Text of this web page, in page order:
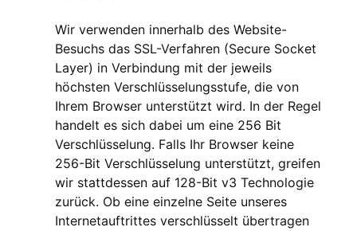
Wir verwenden innerhalb des Website-
Besuchs das SSL-Verfahren (Secure Socket
Layer) in Verbindung mit der jeweils
höchsten Verschlüsselungsstufe, die von
Ihrem Browser unterstützt wird. In der Regel
handelt es sich dabei um eine 256 Bit
Verschlüsselung. Falls Ihr Browser keine
256-Bit Verschlüsselung unterstützt, greifen
wir stattdessen auf 128-Bit v3 Technologie
zurück. Ob eine einzelne Seite unseres
Internetauftrittes verschlüsselt übertragen